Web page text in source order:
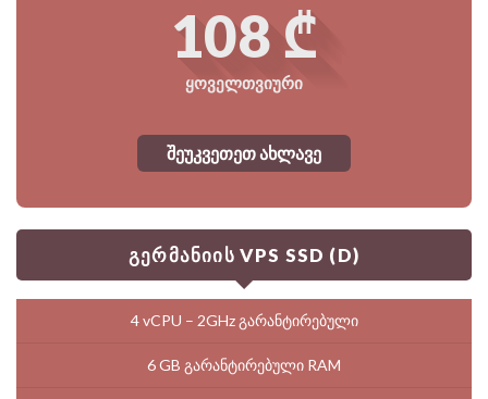
108 ₾
ყოველთვიური
შეუკვეთეთ ახლავე
გერმანიის VPS SSD (D)
4 vCPU – 2GHz გარანტირებული
6 GB გარანტირებული RAM